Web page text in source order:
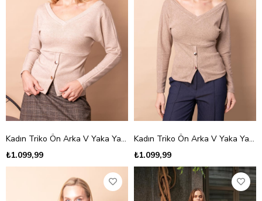
Kadın Triko Ön Arka V Yaka Yarasa Uzun Kol Düğmeli Bluz -Bej
₺1.099,99
Kadın Triko Ön Arka V Yaka Yarasa Uzun Kol Düğmeli Bluz -Camel
₺1.099,99